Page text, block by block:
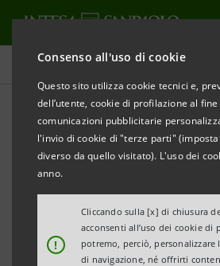
Consenso all'uso di cookie
Questo sito utilizza cookie tecnici e,
dell’utente, cookie di profilazione al
comunicazioni pubblicitarie
l'invio di cookie di "terze parti"
diverso da quello visitato). L'uso dei
anno.
!
Cliccando sulla [x] di chiusura
acconsenti all’uso dei cookie di
potremo, perciò, personalizzare
di navigazione, né offrirti
Tutte le news
Finanziamento di
Specchia
progetti di
circolare